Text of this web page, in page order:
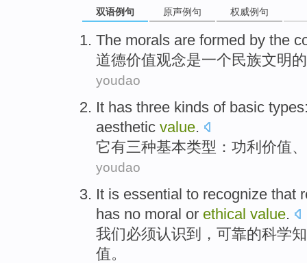
双语例句 原声例句 权威例句
The morals are formed by the
道德价值观念是一个民族文明的
youdao
It has three kinds of basic types
aesthetic value.
它有三种基本类型 ： 功利 价值、
youdao
It is essential to recognize that
has no moral or ethical value.
我们必须认识到， 可靠的科学
值。